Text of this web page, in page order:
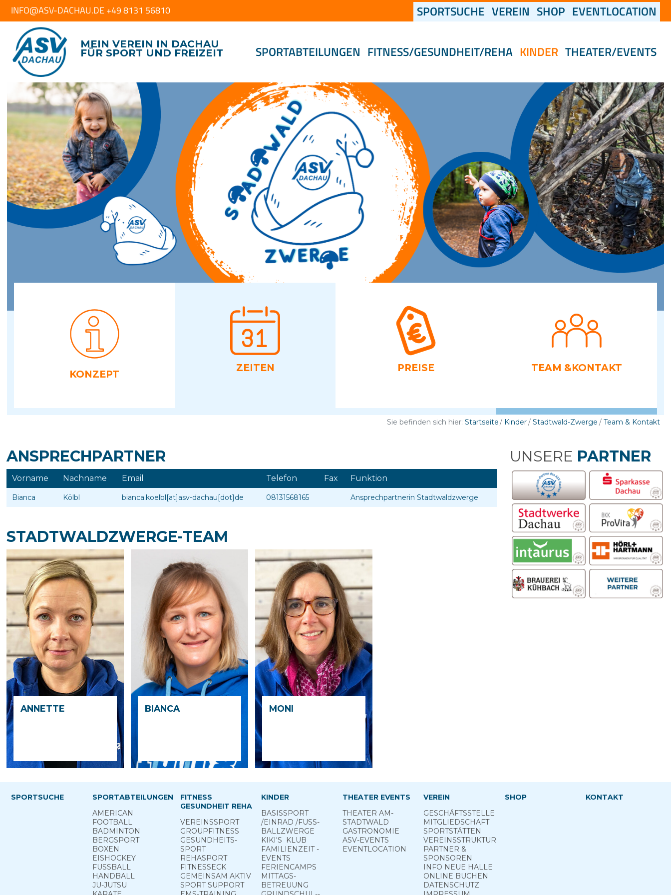
INFO@ASV-DACHAU.DE +49 8131 56810 SPORTSUCHE (CURRENT)
VEREIN SHOP EVENTLOCATION
MEIN VEREIN IN DACHAU
FÜR SPORT UND FREIZEIT SPORTABTEILUNGEN FITNESS/GESUNDHEIT/REHA KINDER THEATER/EVENTS
KONZEPT
ZEITEN PREI­SE TEAM &­KONTAKT
Sie befinden sich hier: Startseite Kinder Stadtwald-Zwerge Team & Kontakt
ANSPRECHPARTNER
Vorname Nachname Email Telefon Fax Funktion
Bianca Kölbl bianca.koelbl[at]asv-dachau[dot]de 08131568165 Ansprechpartnerin Stadtwaldzwerge
STADTWALDZWERGE-TEAM
ANNETTE BIANCA MONI
UNSERE PARTNER
SPORTSUCHE
SPORTABTEILUNGEN
AMERICAN
FOOTBALL
BADMINTON
BERG­SPORT
BOXEN
EISHOCKEY
FUSSBALL
HANDBALL
JU-JUTSU
FITNESS
GESUNDHEIT REHA
VEREINS­SPORT
GROUP­FITNESS
GESUNDHEITS­
SPORT
REHA­SPORT
FITNESS­ECK
GEMEINSAM ­AKTIV
SPORT ­SUPPORT
KINDER
BASIS­SPORT
­/EINRAD /­FUSS­
BALL­ZWERGE
KIKI'S ­ KLUB
FAMILIENZEIT -
EVENTS
FERIEN­CAMPS
MITTAGS­
BETREUUNG
THEATER EVENTS
THEATER AM­
STADTWALD
GASTRONOMIE
ASV-­EVENTS
EVENTLOCATION
VEREIN
GESCHÄFTSSTELLE
MITGLIEDSCHAFT
SPORTSTÄTTEN
VEREINSSTRUKTUR
PARTNER &
SPONSOREN
INFO NEUE HALLE
ONLINE­ BUCHEN
DATENSCHUTZ
SHOP KONTAKT